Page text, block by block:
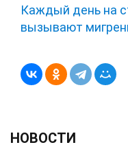
Каждый день на
вызывают
НОВОСТИ